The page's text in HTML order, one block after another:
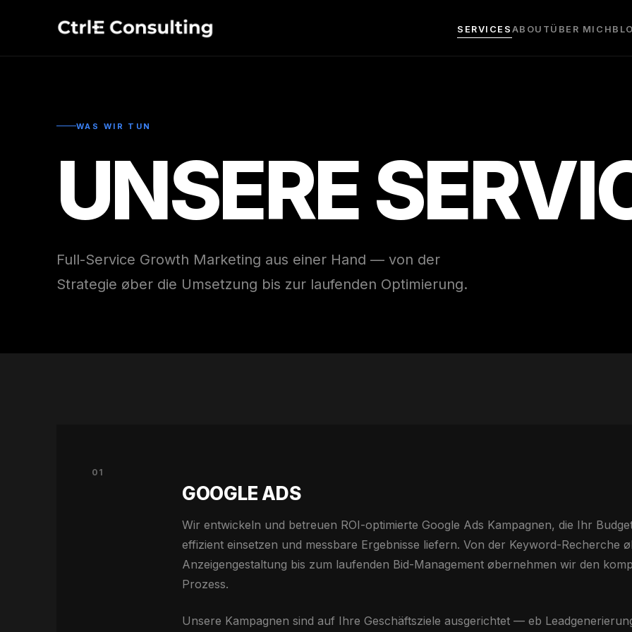
SERVICES ABOUT ÜBER MICH
WAS WIR TUN
UNSERE
Full-Service Growth Marketing aus einer Hand — von der
Strategie øber die Umsetzung bis zur laufenden Optimierung.
01
GOOGLE ADS
Wir entwickeln und betreuen ROI-optimierte Google Ads Kampagnen, die Ihr
effizient einsetzen und messbare Ergebnisse liefern. Von der Keyword-Recherche
Anzeigengestaltung bis zum laufenden Bid-Management øbernehmen wir den
Prozess.
Unsere Kampagnen sind auf Ihre Geschäftsziele ausgerichtet — eb